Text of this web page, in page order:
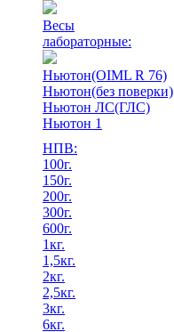
Весы
лабораторные:
Ньютон(OIML R 76)
Ньютон(без поверки)
Ньютон ЛС(ГЛС)
Ньютон 1
НПВ:
100г.
150г.
200г.
300г.
600г.
1кг.
1,5кг.
2кг.
2,5кг.
3кг.
6кг.